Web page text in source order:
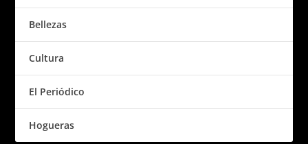
Bellezas
Cultura
El Periódico
Hogueras